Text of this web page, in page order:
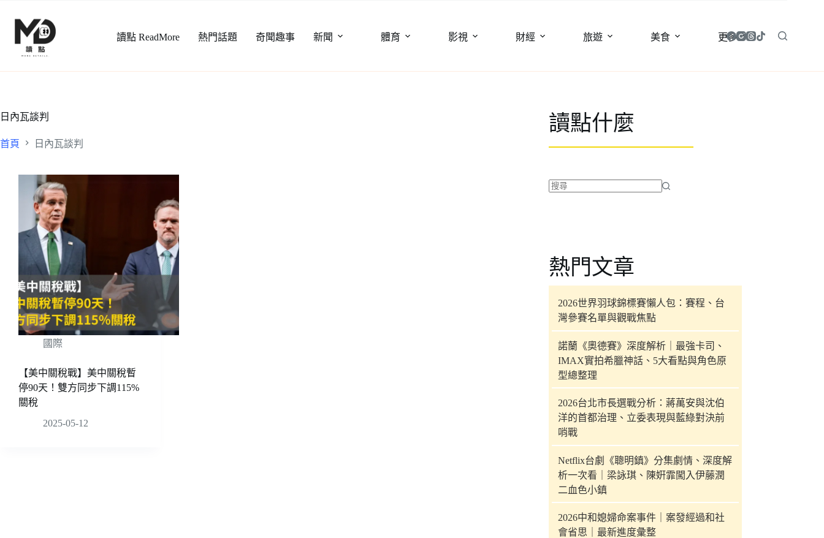
讀點 ReadMore 熱門話題 奇聞趣事 新聞 體育 影視 財經 旅遊 美食 更多
日內瓦談判
首頁 日內瓦談判
國際
【美中關稅戰】美中關稅暫
停90天！雙方同步下調115%
關稅
2025-05-12
讀點什麼
合
條
件
果
熱門文章
2026世界羽球錦標賽懶人包：賽程、台
灣參賽名單與觀戰焦點
諾蘭《奧德賽》深度解析｜最強卡司、
IMAX實拍希臘神話、5大看點與角色原
型總整理
2026台北市長選戰分析：蔣萬安與沈伯
洋的首都治理、立委表現與藍綠對決前
哨戰
Netflix台劇《聰明鎮》分集劇情、深度解
析一次看｜梁詠琪、陳姸霏闖入伊藤潤
二血色小鎮
2026中和媳婦命案事件｜案發經過和社
會省思｜最新進度彙整